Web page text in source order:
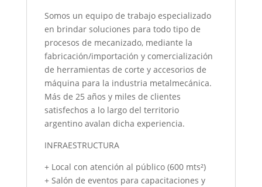
Somos un equipo de trabajo especializado
en brindar soluciones para todo tipo de
procesos de mecanizado, mediante la
fabricación/importación y comercialización
de herramientas de corte y accesorios de
máquina para la industria metalmecánica.
Más de 25 años y miles de clientes
satisfechos a lo largo del territorio
argentino avalan dicha experiencia.
INFRAESTRUCTURA
+ Local con atención al público (600 mts²)
+ Salón de eventos para capacitaciones y